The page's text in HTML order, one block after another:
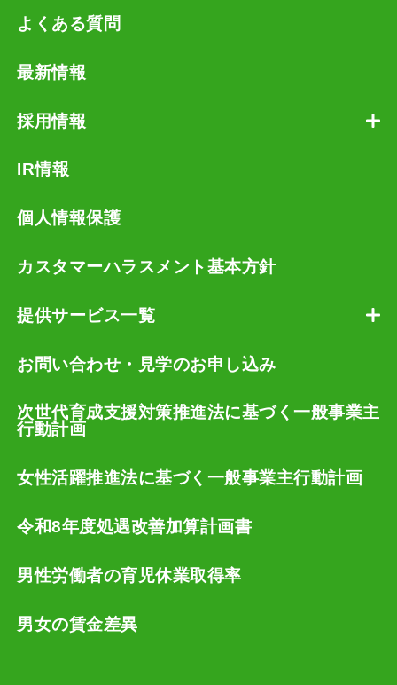
よくある質問
最新情報
採用情報
IR情報
個人情報保護
カスタマーハラスメント基本方針
提供サービス一覧
お問い合わせ・見学のお申し込み
次世代育成支援対策推進法に基づく一般事業主
行動計画
女性活躍推進法に基づく一般事業主行動計画
令和8年度処遇改善加算計画書
男性労働者の育児休業取得率
男女の賃金差異